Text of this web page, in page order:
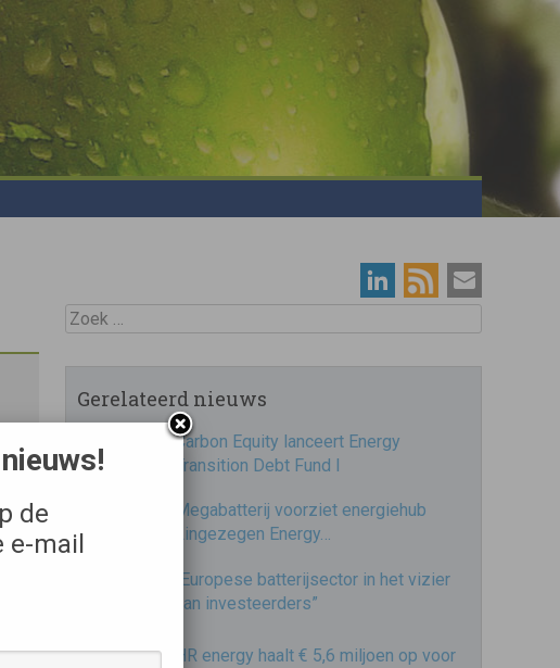
Zoek
Gerelateerd nieuws
Carbon Equity lanceert Energy
Transition Debt Fund I
Megabatterij voorziet energiehub
Lingezegen Energy…
“Europese batterijsector in het vizier
van investeerders”
HR energy haalt € 5,6 miljoen op voor
de
e-mail